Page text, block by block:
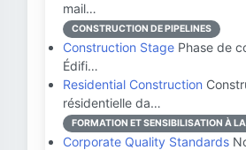
mail…
CONSTRUCTION DE PIPELINES
Construction Stage Phase de
Édifi…
Residential Construction
résidentielle da…
FORMATION ET SENSIBILISATION À
Corporate Quality Standards